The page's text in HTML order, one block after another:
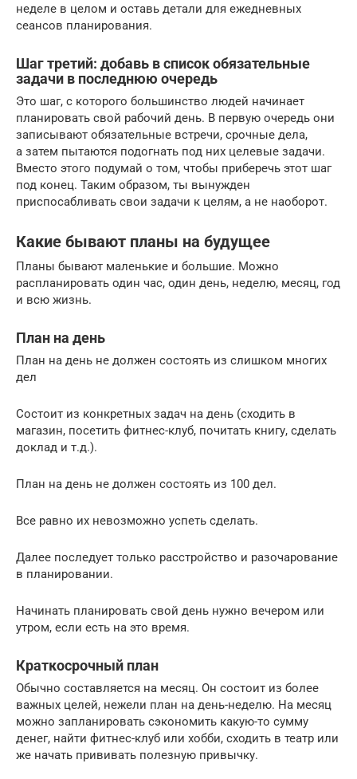
неделе в целом и оставь детали для ежедневных
сеансов планирования.
Шаг третий: добавь в список обязательные
задачи в последнюю очередь
Это шаг, с которого большинство людей начинает
планировать свой рабочий день. В первую очередь они
записывают обязательные встречи, срочные дела,
а затем пытаются подогнать под них целевые задачи.
Вместо этого подумай о том, чтобы приберечь этот шаг
под конец. Таким образом, ты вынужден
приспосабливать свои задачи к целям, а не наоборот.
Какие бывают планы на будущее
Планы бывают маленькие и большие. Можно
распланировать один час, один день, неделю, месяц, год
и всю жизнь.
План на день
План на день не должен состоять из слишком многих
дел
Состоит из конкретных задач на день (сходить в
магазин, посетить фитнес-клуб, почитать книгу, сделать
доклад и т.д.).
План на день не должен состоять из 100 дел.
Все равно их невозможно успеть сделать.
Далее последует только расстройство и разочарование
в планировании.
Начинать планировать свой день нужно вечером или
утром, если есть на это время.
Краткосрочный план
Обычно составляется на месяц. Он состоит из более
важных целей, нежели план на день-неделю. На месяц
можно запланировать сэкономить какую-то сумму
денег, найти фитнес-клуб или хобби, сходить в театр или
же начать прививать полезную привычку.